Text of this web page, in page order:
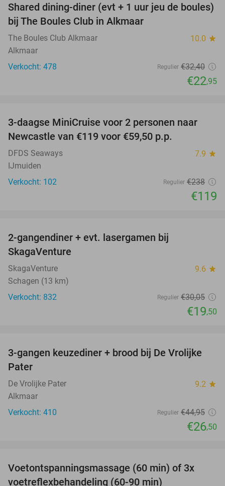
29%
Shared dining-diner (evt + 1 uur jeu de boules)
bij The Boules Club in Alkmaar
The Boules Club Alkmaar 10.0 star
Alkmaar
Verkocht: 478
Regulier €32,40
€22,95
50%
3-daagse MiniCruise voor 2 personen naar
Newcastle van €119 voor €59,50 p.p.
DFDS Seaways 7.9 star
IJmuiden
Verkocht: 102
Regulier €238
€119
2-gangendiner + evt. lasergamen bij
SkagaVenture
SkagaVenture 9.6 star
Schagen (13 km)
Verkocht: 832
Regulier €30,05
€19,50
41%
3-gangen keuzediner + brood bij De Vrolijke
Pater
De Vrolijke Pater 9.2 star
Alkmaar
Verkocht: 410
Regulier €44,95
€26,50
45%
OUT
Voetontspanningsmassage (60 min) of 3x
voetreflexbehandeling (60-90 min)